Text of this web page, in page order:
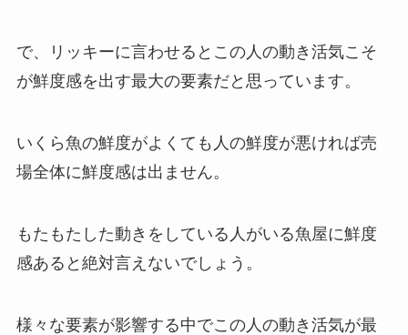
で、リッキーに言わせるとこの人の動き活気こそ
が鮮度感を出す最大の要素だと思っています。
いくら魚の鮮度がよくても人の鮮度が悪ければ売
場全体に鮮度感は出ません。
もたもたした動きをしている人がいる魚屋に鮮度
感あると絶対言えないでしょう。
様々な要素が影響する中でこの人の動き活気が最